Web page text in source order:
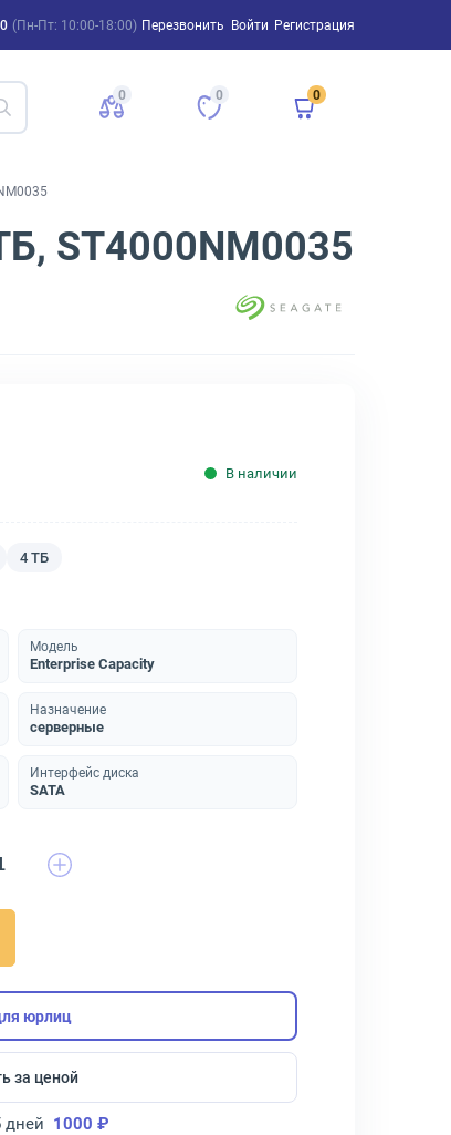
(Пн-Пт: 10:00-18:00) Перезвонить Войти Регистрация
0 0 0
ST4000NM0035
В наличии
4 ТБ
Модель
Enterprise Capacity
Назначение
серверные
Интерфейс диска
SATA
юрлиц
за ценой
дней 1000 ₽